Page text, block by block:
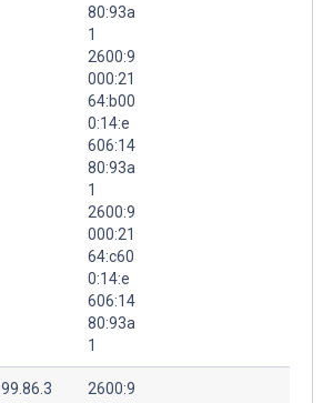
80:93a
1
2600:9
000:21
64:b00
0:14:e
606:14
80:93a
1
2600:9
000:21
64:c60
0:14:e
606:14
80:93a
1
99.86.3
2600:9